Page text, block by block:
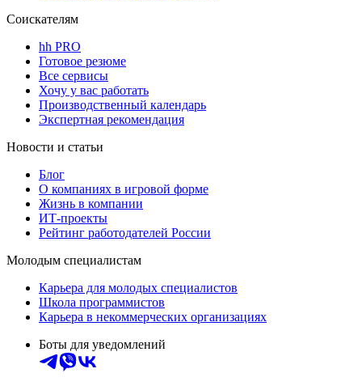
Соискателям
hh PRO
Готовое резюме
Все сервисы
Хочу у вас работать
Производственный календарь
Экспертная рекомендация
Новости и статьи
Блог
О компаниях в игровой форме
Жизнь в компании
ИТ-проекты
Рейтинг работодателей России
Молодым специалистам
Карьера для молодых специалистов
Школа программистов
Карьера в некоммерческих организациях
Боты для уведомлений